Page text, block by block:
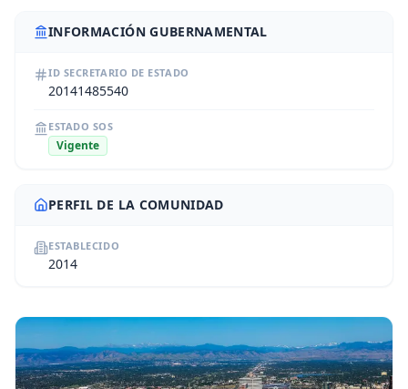
INFORMACIÓN GUBERNAMENTAL
ID SECRETARIO DE ESTADO
20141485540
ESTADO SOS
Vigente
PERFIL DE LA COMUNIDAD
ESTABLECIDO
2014